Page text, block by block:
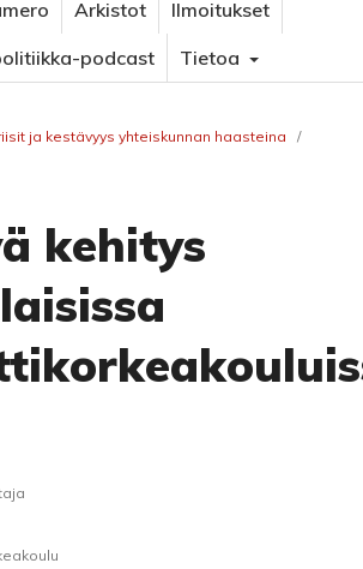
Arkistot
Ilmoitukset
podcast
Tietoa
ja kestävyys yhteiskunnan haasteina
/
kehitys